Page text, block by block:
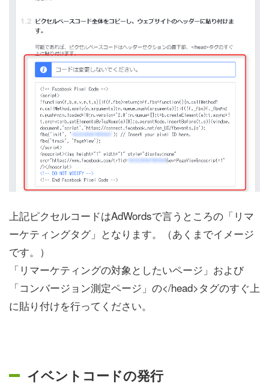
上記ピクセルコードはAdWordsで言うところの「リマ
ーケティングタグ」となります。（あくまでイメージ
です。）
「リマーケティングの対象としたいページ」および
「コンバージョン測定ページ」の</head>タグのすぐ上
に貼り付けを行ってください。
イベントコードの発行